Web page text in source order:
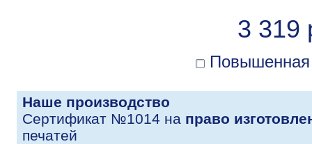
3 319
Повышенная
Наше производство
Сертификат №1014 на право
печатей